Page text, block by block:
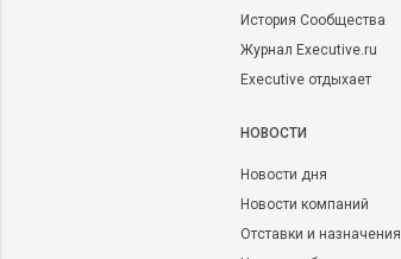
История Сообщества
Журнал Executive.ru
Executive отдыхает
НОВОСТИ
Новости дня
Новости компаний
Отставки и назначения